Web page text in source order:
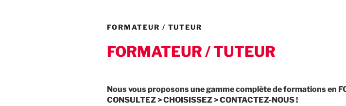
FORMATEUR / TUTEUR
FORMATEUR / TUTEUR
Nous vous proposons une gamme complète de formations en
CONSULTEZ > CHOISISSEZ > CONTACTEZ-NOUS !